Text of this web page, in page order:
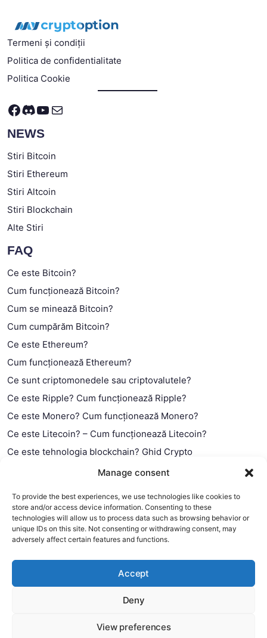
Manage consent
To provide the best experiences, we use technologies like cookies to
store and/or access device information. Consenting to these
technologies will allow us to process data such as browsing behavior or
unique IDs on this site. Not consenting or withdrawing consent, may
adversely affect certain features and functions.
Accept
Deny
View preferences
Termeni și condiții
Politica de confidentialitate
Politica Cookie
Facebook
Discord
YouTube
Mail
NEWS
Stiri Bitcoin
Stiri Ethereum
Stiri Altcoin
Stiri Blockchain
Alte Stiri
FAQ
Ce este Bitcoin?
Cum funcționează Bitcoin?
Cum se minează Bitcoin?
Cum cumpărăm Bitcoin?
Ce este Ethereum?
Cum funcționează Ethereum?
Ce sunt criptomonedele sau criptovalutele?
Ce este Ripple? Cum funcționează Ripple?
Ce este Monero? Cum funcționează Monero?
Ce este Litecoin? – Cum funcționează Litecoin?
Ce este tehnologia blockchain? Ghid Crypto
Ce este contractul smart?
This website uses cookies to improve your experience. We'll